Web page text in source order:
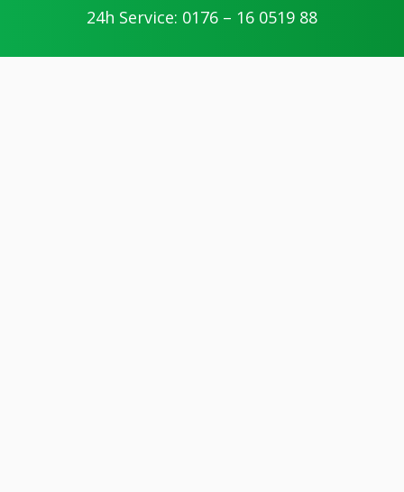
fairen Preisen.
umfangsreiche Leistungen
24h Service: 0176 – 16 0519 88